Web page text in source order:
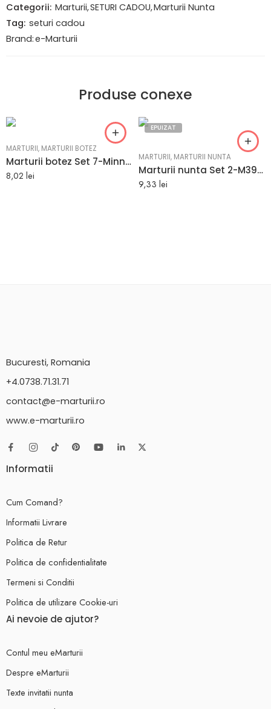
Categorii: Marturii,SETURI CADOU,Marturii Nunta
Tag: seturi cadou
Brand:e-Marturii
Produse conexe
MARTURII, MARTURII BOTEZ
Marturii botez Set 7-Minnie: Pungi, Sticle 250ml, Cutii 500g
8,02 lei
EPUIZAT
MARTURII, MARTURII NUNTA
Marturii nunta Set 2-M3902: Pungi, Sticle 500ml, Cutii 200g
9,33 lei
Bucuresti, Romania
+4.0738.71.31.71
contact@e-marturii.ro
www.e-marturii.ro
Informatii
Cum Comand?
Informatii Livrare
Politica de Retur
Politica de confidentialitate
Termeni si Conditii
Politica de utilizare Cookie-uri
Ai nevoie de ajutor?
Contul meu eMarturii
Despre eMarturii
Texte invitatii nunta